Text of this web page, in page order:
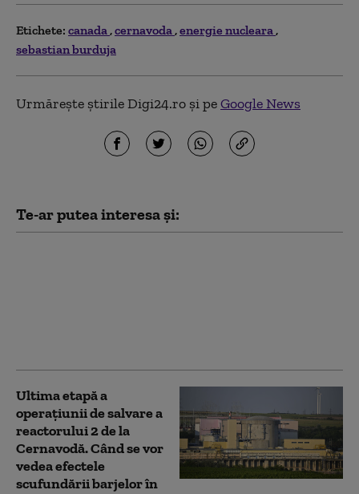
Etichete: canada cernavoda energie nucleara
sebastian burduja
Urmărește știrile Digi24.ro și peGoogle News
Te-ar putea interesa și:
Ultima etapă a
operațiunii de salvare a
reactorului 2 de la
Cernavodă. Când se vor
vedea efectele
scufundării barjelor în